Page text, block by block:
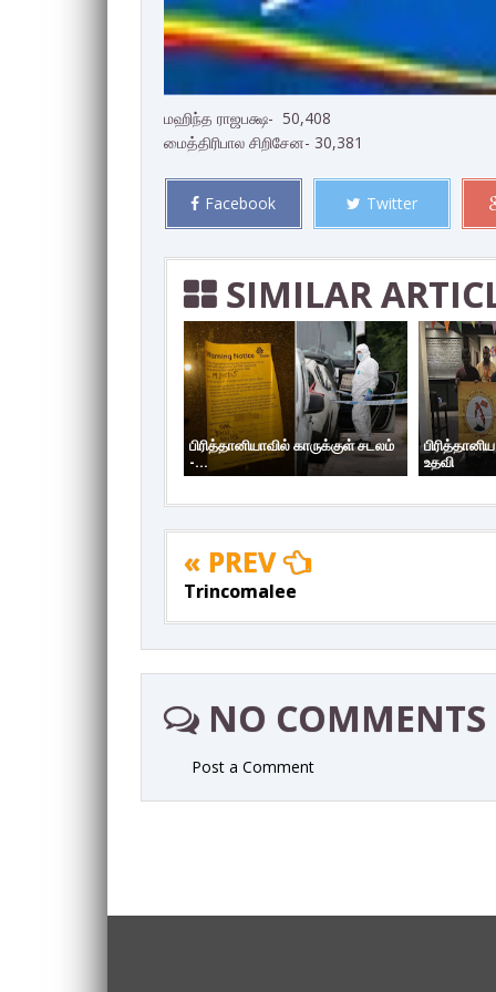
மஹிந்த ராஜபக்ஷ- 50,408
மைத்திரிபால சிறிசேன- 30,381
Facebook Twitter
SIMILAR
பிரித்தானியாவில் காருக்குள் சடலம்
-...
உதவி
« PREV
Trincomalee
NO COMMENTS
Post a Comment